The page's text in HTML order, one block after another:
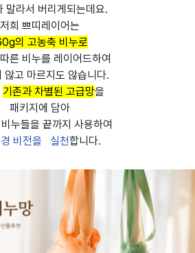
말라서 버리게되는데요.
저희 쁘띠레이어는
의 고농축 비누로
른 비누를 레이어드하여
않고 마르지도 않습니다.
기존과 차별된 고급망을
패키지에 담아
누들을 끝까지 사용하여
비전을 실천합니다.